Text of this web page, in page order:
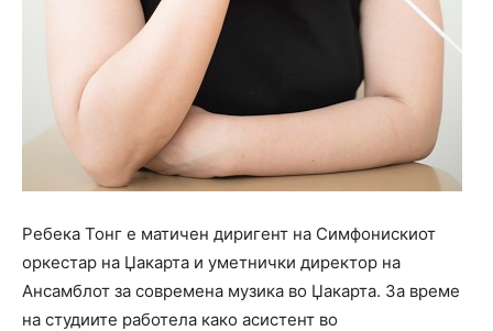
Ребека Тонг е матичен диригент на Симфонискиот
оркестар на Џакарта и уметнички директор на
Ансамблот за современа музика во Џакарта. За време
на студиите работела како асистент во